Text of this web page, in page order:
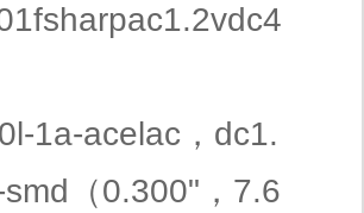
1a-acelac，dc1.
（0.300"，7.6